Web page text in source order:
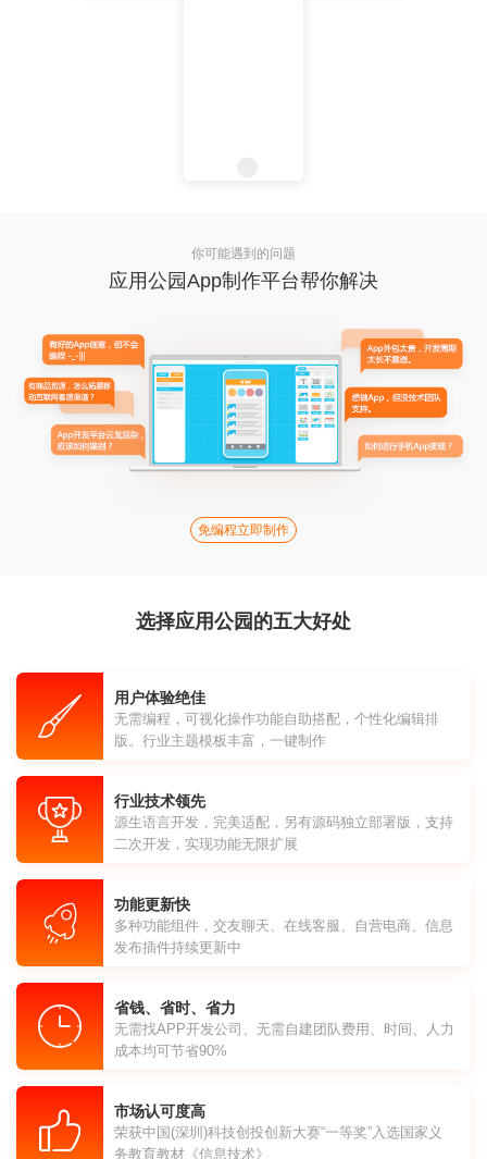
你可能遇到的问题
应用公园App制作平台帮你解决
免编程立即制作
选择应用公园的五大好处
用户体验绝佳
无需编程，可视化操作功能自助搭配，个性化编辑排
版。行业主题模板丰富，一键制作
行业技术领先
源生语言开发，完美适配，另有源码独立部署版，支持
二次开发，实现功能无限扩展
功能更新快
多种功能组件，交友聊天、在线客服、自营电商、信息
发布插件持续更新中
省钱、省时、省力
无需找APP开发公司、无需自建团队费用、时间、人力
成本均可节省90%
市场认可度高
荣获中国(深圳)科技创投创新大赛“一等奖”入选国家义
务教育教材《信息技术》